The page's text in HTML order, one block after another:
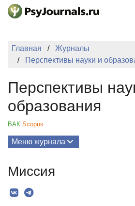
Перейти к основному содержанию
НОВОСТИ
ИЗДАНИЯ
АВТОРЫ
БАЗА
КЛЮЧЕВЫЕ
Регистрация
Главная
Журналы
Перспективы науки и
Перспективы
образования
ВАК Scopus
Меню журнала
Миссия
Миссия